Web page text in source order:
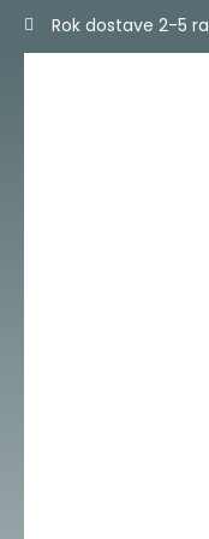
Skip
Rok dostave 2-5